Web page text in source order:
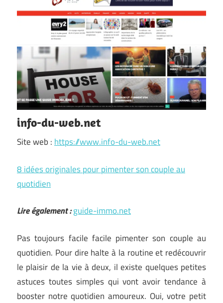
info-du-web.net
Site web : https://www.info-du-web.net
8 idées originales pour pimenter son couple au
quotidien
Lire également :guide-immo.net
Pas toujours facile facile pimenter son couple au
quotidien. Pour dire halte à la routine et redécouvrir
le plaisir de la vie à deux, il existe quelques petites
astuces toutes simples qui vont avoir tendance à
booster notre quotidien amoureux. Oui, votre petit